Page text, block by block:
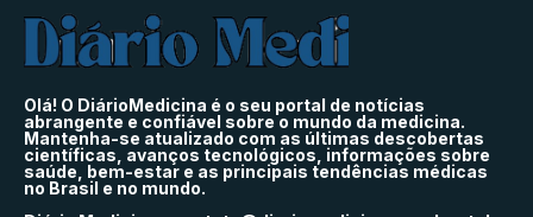
Olá! O DiárioMedicina é o seu portal de notícias
abrangente e confiável sobre o mundo da medicina.
Mantenha-se atualizado com as últimas descobertas
científicas, avanços tecnológicos, informações sobre
saúde, bem-estar e as principais tendências médicas
no Brasil e no mundo.